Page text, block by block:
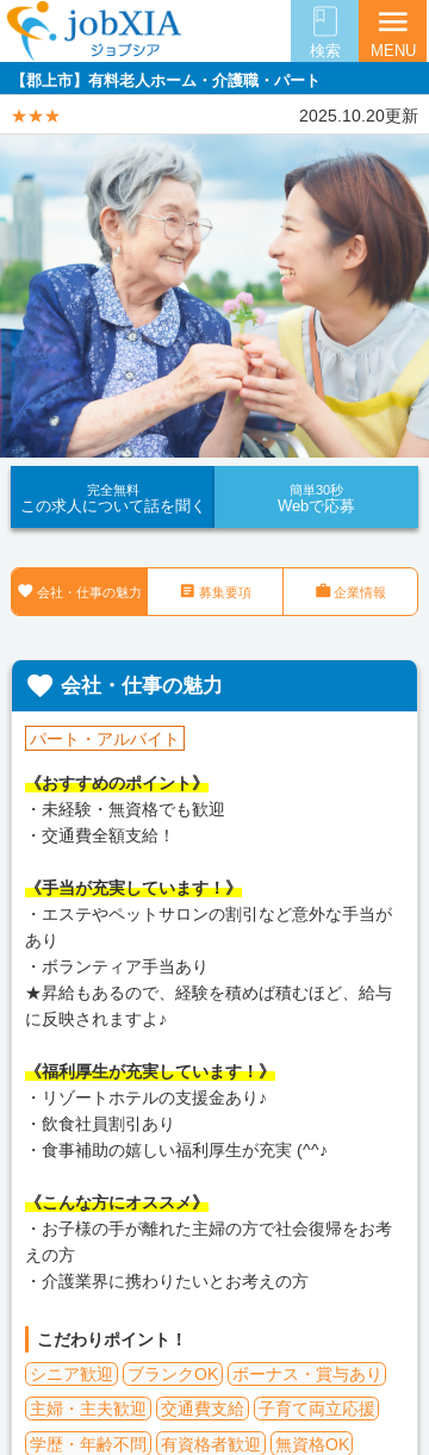
検索
menu
MENU
【郡上市】有料老人ホーム・介護職・パート
★★★ 2025.10.20更新
完全無料
この求人について話を聞く
簡単30秒
Webで応募
 会社・仕事の魅力  募集要項 企業情報
 会社・仕事の魅力
パート・アルバイト
《おすすめのポイント》
・未経験・無資格でも歓迎
・交通費全額支給！
《手当が充実しています！》
・エステやペットサロンの割引など意外な手当が
あり
・ボランティア手当あり
★昇給もあるので、経験を積めば積むほど、給与
に反映されますよ♪
《福利厚生が充実しています！》
・リゾートホテルの支援金あり♪
・飲食社員割引あり
・食事補助の嬉しい福利厚生が充実 (^^♪
《こんな方にオススメ》
・お子様の手が離れた主婦の方で社会復帰をお考
えの方
・介護業界に携わりたいとお考えの方
こだわりポイント！
シニア歓迎
ブランクOK
ボーナス・賞与あり
主婦・主夫歓迎
交通費支給
子育て両立応援
学歴・年齢不問
有資格者歓迎
無資格OK